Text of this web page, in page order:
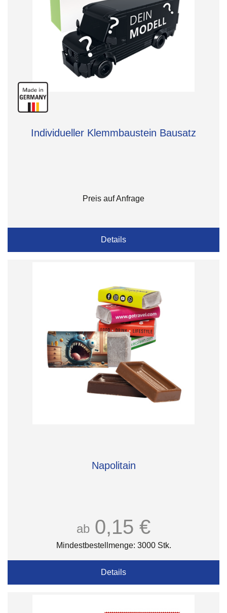
Individueller Klemmbaustein Bausatz
Preis auf Anfrage
Details
Napolitain
ab 0,15 €
Mindestbestellmenge: 3000 Stk.
Details